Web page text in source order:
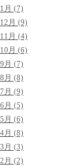
月 (7)
月 (9)
月 (4)
月 (6)
月 (7)
月 (8)
月 (9)
月 (5)
月 (6)
月 (8)
月 (3)
月 (2)